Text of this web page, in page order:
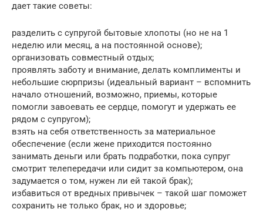
дает такие советы:
разделить с супругой бытовые хлопоты (но не на 1
неделю или месяц, а на постоянной основе);
организовать совместный отдых;
проявлять заботу и внимание, делать комплименты и
небольшие сюрпризы (идеальный вариант – вспомнить
начало отношений, возможно, приемы, которые
помогли завоевать ее сердце, помогут и удержать ее
рядом с супругом);
взять на себя ответственность за материальное
обеспечение (если жене приходится постоянно
занимать деньги или брать подработки, пока супруг
смотрит телепередачи или сидит за компьютером, она
задумается о том, нужен ли ей такой брак);
избавиться от вредных привычек – такой шаг поможет
сохранить не только брак, но и здоровье;